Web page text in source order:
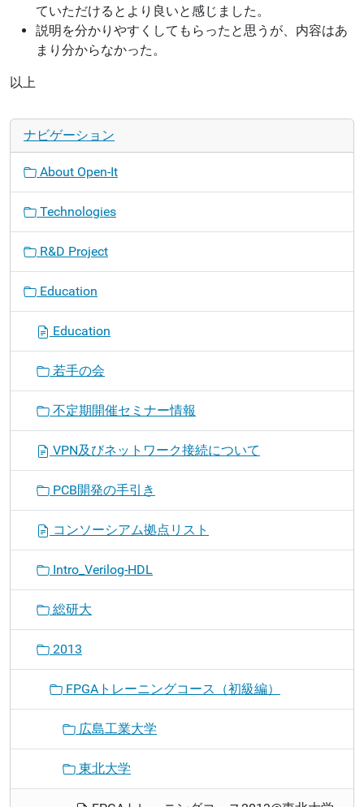
ていただけるとより良いと感じました。
説明を分かりやすくしてもらったと思うが、内容はあ
まり分からなかった。
以上
ナビゲーション
About Open-It
Technologies
R&D Project
Education
Education
若手の会
不定期開催セミナー情報
VPN及びネットワーク接続について
PCB開発の手引き
コンソーシアム拠点リスト
Intro_Verilog-HDL
総研大
2013
FPGAトレーニングコース（初級編）
広島工業大学
東北大学